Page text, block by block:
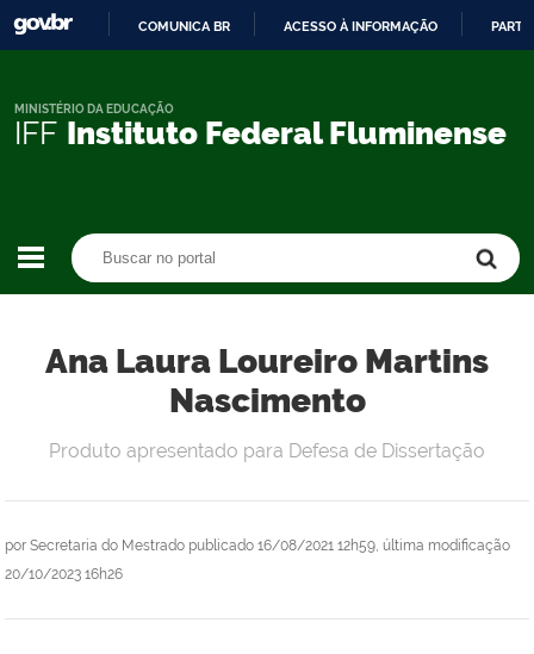
CONTEÚDO
COMUNICA BR ACESSO À INFORMAÇÃO
IFF Instituto Federal Fluminense
MINISTÉRIO DA EDUCAÇÃO
Ana Laura Loureiro Martins
Nascimento
por Secretaria do Mestrado publicado 16/08/2021 12h59, última modificação
20/10/2023 16h26
Produto apresentado para Defesa de Dissertação